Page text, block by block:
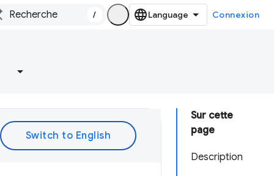
/ Connexion
Sur cette
page
Description